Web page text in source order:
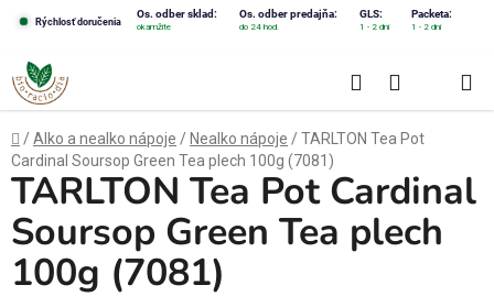
obsah
Rýchlosť doručenia
Os. odber sklad: Os. odber predajňa: GLS: Packeta:
okamžite do 24 hod. 1 - 2 dni 1 - 2 dni
Hľadať
KOŠÍK
Domov
/Alko a nealko nápoje / Nealko nápoje /TARLTON Tea Pot
Cardinal Soursop Green Tea plech 100g (7081)
TARLTON Tea Pot Cardinal
Soursop Green Tea plech
100g (7081)